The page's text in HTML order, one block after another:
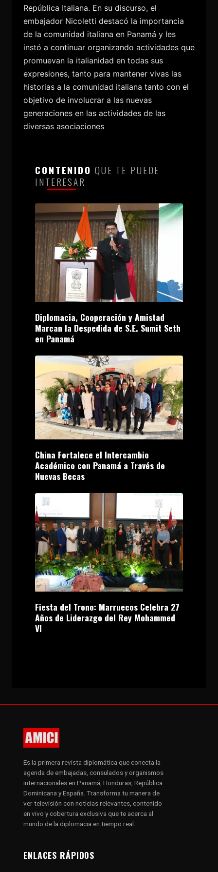
República Italiana. En su discurso, el
embajador Nicoletti destacó la importancia
de la comunidad italiana en Panamá y les
instó a continuar organizando actividades que
promuevan la italianidad en todas sus
expresiones, tanto para mantener vivas las
historias a la comunidad italiana tanto con el
objetivo de involucrar a las nuevas
generaciones en las actividades de las
diversas asociaciones
CONTENIDO QUE TE PUEDE
INTERESAR
Diplomacia, Cooperación y Amistad
Marcan la Despedida de S.E. Sumit Seth
en Panamá
China Fortalece el Intercambio
Académico con Panamá a Través de
Nuevas Becas
Fiesta del Trono: Marruecos Celebra 27
Años de Liderazgo del Rey Mohammed
VI
Es la primera revista diplomática que conecta la
agenda de embajadas, consulados y organismos
internacionales en Panamá, Honduras, República
Dominicana y España. Transforma tu manera de
ver televisión con noticias relevantes, contenido
en vivo y cobertura exclusiva que te acerca al
mundo de la diplomacia en tiempo real.
ENLACES RÁPIDOS